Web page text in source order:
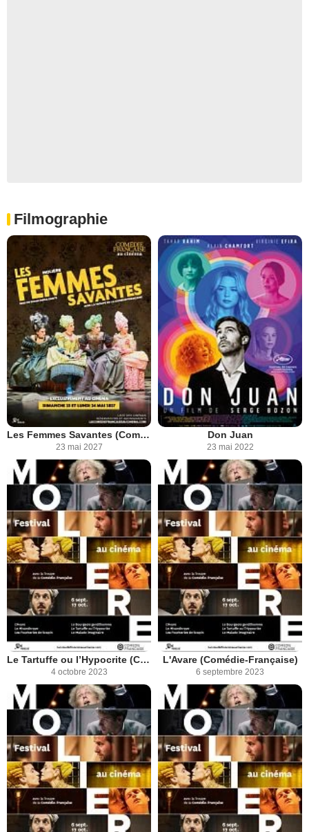
Filmographie
Les Femmes Savantes (Comédie-Française)
23 mai 2027
Don Juan
23 mai 2022
Le Tartuffe ou l’Hypocrite (Comédie-Française)
4 octobre 2023
L'Avare (Comédie-Française)
6 septembre 2023